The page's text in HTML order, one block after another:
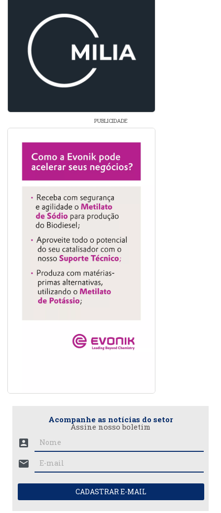
PUBLICIDADE
Acompanhe as notícias do setor
Assine nosso boletim
account_box
mail
CADASTRAR E-MAIL